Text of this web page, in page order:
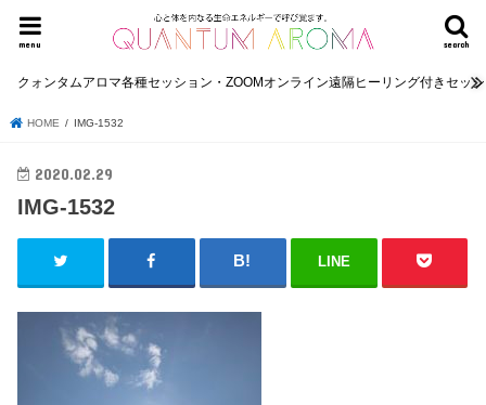
search
menu
クォンタムアロマ各種セッション・ZOOMオンライン遠隔ヒーリング付きセッ
HOME IMG-1532
2020.02.29
IMG-1532
LINE